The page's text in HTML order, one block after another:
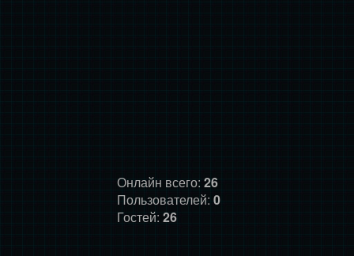
Онлайн всего: 26
Пользователей: 0
Гостей: 26